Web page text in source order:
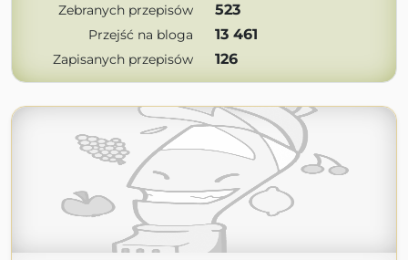
Zebranych przepisów 523
Przejść na bloga 13 461
Zapisanych przepisów 126